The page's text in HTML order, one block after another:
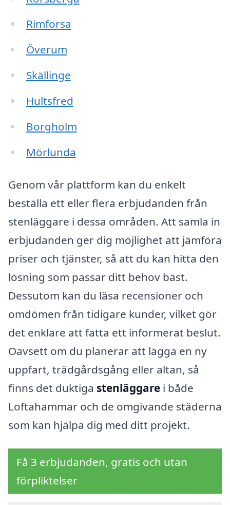
Rimforsa
Överum
Skällinge
Hultsfred
Borgholm
Mörlunda
Genom vår plattform kan du enkelt
beställa ett eller flera erbjudanden från
stenläggare i dessa områden. Att samla in
erbjudanden ger dig möjlighet att jämföra
priser och tjänster, så att du kan hitta den
lösning som passar ditt behov bäst.
Dessutom kan du läsa recensioner och
omdömen från tidigare kunder, vilket gör
det enklare att fatta ett informerat beslut.
Oavsett om du planerar att lägga en ny
uppfart, trädgårdsgång eller altan, så
finns det duktiga stenläggare i både
Loftahammar och de omgivande städerna
som kan hjälpa dig med ditt projekt.
Få 3 erbjudanden, gratis och utan
förpliktelser